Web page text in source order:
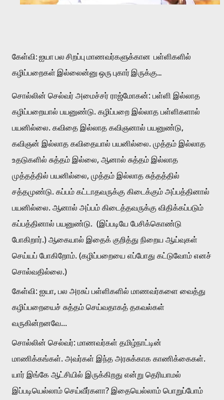
கேள்வி: ஐயா பல சிறப்பு மாணவர்களுக்கான  பள்ளிகளில்
கழிப்பறைகள் இல்லைன்னு ஒரு புகார் இருக்கு...
சொல்லின் செல்வர் அமைச்சர் ராஜ்மோகன்: பள்ளி இல்லாத
கழிப்பறையால் பயனுண்டு. கழிப்பறை இல்லாத பள்ளிகளால்
பயனில்லை. கவிதை இல்லாத கவிஞனால் பயனுண்டு,
கவிஞன் இல்லாத கவிதையால் பயனில்லை. முத்தம் இல்லாத
உதடுகளில் சுத்தம் இல்லை, ஆனால் சுத்தம் இல்லாத
முத்தத்தில் பயனில்லை, முத்தம் இல்லாத சுத்தத்தில்
சத்தமுண்டு. கப்பம் கட்டாதவருக்கு கிடைக்கும் அப்பத்தினால்
பயனில்லை. ஆனால் அப்பம் கிடைத்தவருக்கு விதிக்கப்படும்
கப்பத்தினால் பயனுண்டு.  (இப்படியே பேசிக்கொண்டு
போகிறார்.) ஆகையால் இதைக் குறித்து நிறைய ஆய்வுகள்
செய்யப் போகிறோம். (கழிப்பறையை எப்போது கட்டுவோம் எனச்
சொல்வதில்லை.)
கேள்வி: ஐயா, பல அரசுப் பள்ளிகளில் மாணவர்களை வைத்து
கழிப்பறையைச் சுத்தம் செய்வதாகத் தகவல்கள்
வருகின்றனவே...
சொல்லின் செல்வர்: மாணவர்கள் தமிழ்நாட்டின்
மாணிக்கங்கள். அவர்கள் இந்த அரசுக்காக காணிக்கைகள்.
யார் இங்கே ஆட்சியில் இருக்கிறது என்று தெரியாமல்
இப்படியெல்லாம் செய்வீர்களா? இதையெல்லாம் பொறுப்போம்